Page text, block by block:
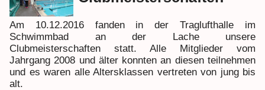
Am 10.12.2016 fanden in der Traglufthalle im
Schwimmbad an der Lache unsere
Clubmeisterschaften statt. Alle Mitglieder vom
Jahrgang 2008 und älter konnten an diesen teilnehmen
und es waren alle Altersklassen vertreten von jung bis
alt.